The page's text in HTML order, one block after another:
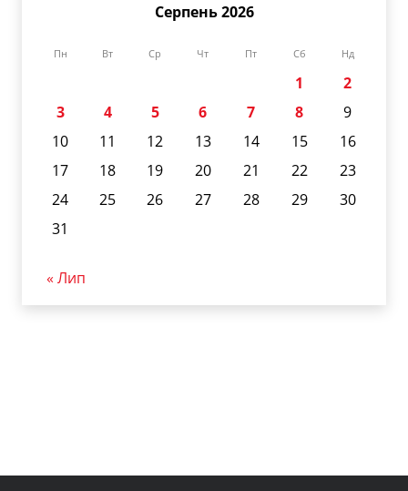
Серпень 2026
Пн Вт Ср Чт Пт Сб Нд
1
2
3
4 5 6 7 8
9
10
11 12 13 14 15
16
17
18 19 20 21 22
23
24
25 26 27 28 29
30
31
« Лип